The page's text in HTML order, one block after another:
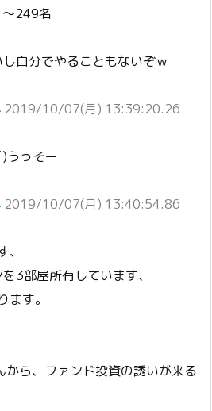
249名
自分でやることもないぞｗ
2019/10/07(月) 13:39:20.26
うっそー
2019/10/07(月) 13:40:54.86
3部屋所有しています、
す。
ら、ファンド投資の誘いが来る